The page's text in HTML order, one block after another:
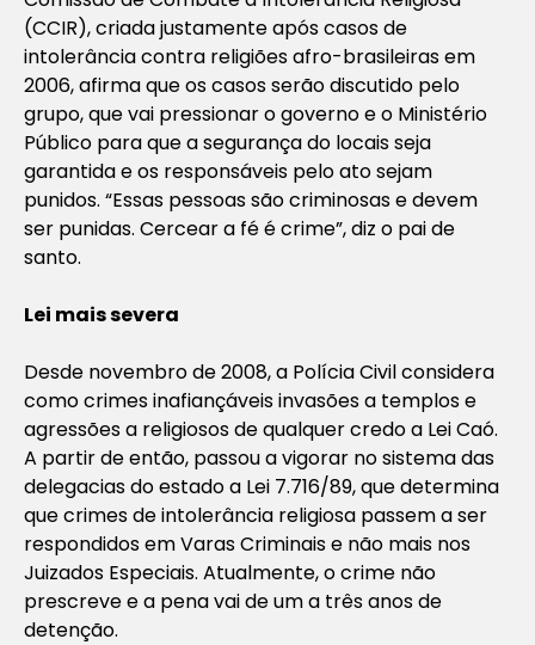
(CCIR), criada justamente após casos de
intolerância contra religiões afro-brasileiras em
2006, afirma que os casos serão discutido pelo
grupo, que vai pressionar o governo e o Ministério
Público para que a segurança do locais seja
garantida e os responsáveis pelo ato sejam
punidos. “Essas pessoas são criminosas e devem
ser punidas. Cercear a fé é crime”, diz o pai de
santo.
Lei mais severa
Desde novembro de 2008, a Polícia Civil considera
como crimes inafiançáveis invasões a templos e
agressões a religiosos de qualquer credo a Lei Caó.
A partir de então, passou a vigorar no sistema das
delegacias do estado a Lei 7.716/89, que determina
que crimes de intolerância religiosa passem a ser
respondidos em Varas Criminais e não mais nos
Juizados Especiais. Atualmente, o crime não
prescreve e a pena vai de um a três anos de
detenção.